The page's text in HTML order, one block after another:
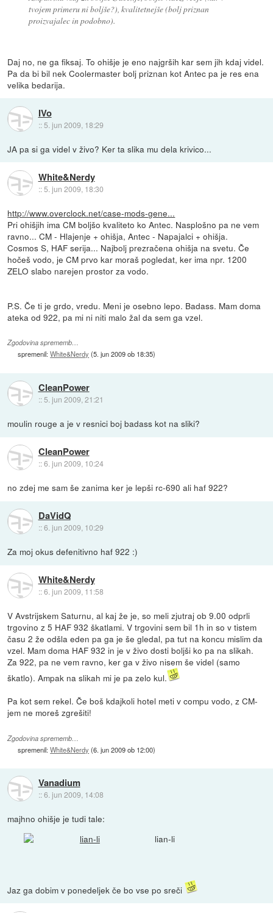
tvojem primeru ni boljše?), kvalitetnejše (bolj priznan
proizvajalec in podobno).
Daj no, ne ga fiksaj. To ohišje je eno najgrših kar sem jih kdaj videl.
Pa da bi bil nek Coolermaster bolj priznan kot Antec pa je res ena
velika bedarija.
IVo
:: 5. jun 2009, 18:29
JA pa si ga videl v živo? Ker ta slika mu dela krivico...
White&Nerdy
::5. jun 2009, 18:30
http://www.overclock.net/case-mods-gene...
Pri ohišjih ima CM boljšo kvaliteto ko Antec. Nasplošno pa ne vem
ravno... CM - Hlajenje + ohišja, Antec - Napajalci + ohišja.
Cosmos S, HAF serija... Najbolj prezračena ohišja na svetu. Če
hočeš vodo, je CM prvo kar moraš pogledat, ker ima npr. 1200
ZELO slabo narejen prostor za vodo.
P.S. Če ti je grdo, vredu. Meni je osebno lepo. Badass. Mam doma
ateka od 922, pa mi ni niti malo žal da sem ga vzel.
Zgodovina sprememb…
spremenil:White&Nerdy (5. jun 2009 ob 18:35)
CleanPower
:: 5. jun 2009, 21:21
moulin rouge a je v resnici boj badass kot na sliki?
CleanPower
::6. jun 2009, 10:24
no zdej me sam še zanima ker je lepši rc-690 ali haf 922?
DaVidQ
::6. jun 2009, 10:29
Za moj okus defenitivno haf 922 :)
White&Nerdy
::6. jun 2009, 11:58
V Avstrijskem Saturnu, al kaj že je, so meli zjutraj ob 9.00 odprli
trgovino z 5 HAF 932 škatlami. V trgovini sem bil 1h in so v tistem
času 2 že odšla eden pa ga je še gledal, pa tut na koncu mislim da
vzel. Mam doma HAF 932 in je v živo dosti boljši ko pa na slikah.
Za 922, pa ne vem ravno, ker ga v živo nisem še videl (samo
škatlo). Ampak na slikah mi je pa zelo kul.
Pa kot sem rekel. Če boš kdajkoli hotel meti v compu vodo, z CM-
jem ne moreš zgrešiti!
Zgodovina sprememb…
spremenil:White&Nerdy (6. jun 2009 ob 12:00)
Vanadium
::6. jun 2009, 14:08
majhno ohišje je tudi tale:
lian-li
Jaz ga dobim v ponedeljek če bo vse po sreči